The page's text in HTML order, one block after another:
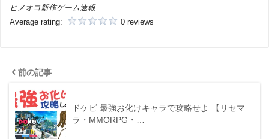
ヒメオコ新作ゲーム速報
Average rating:
0 reviews
前の記事
ドケビ 最強お化けキャラで攻略せよ 【リセマ
ラ・MMORPG・…